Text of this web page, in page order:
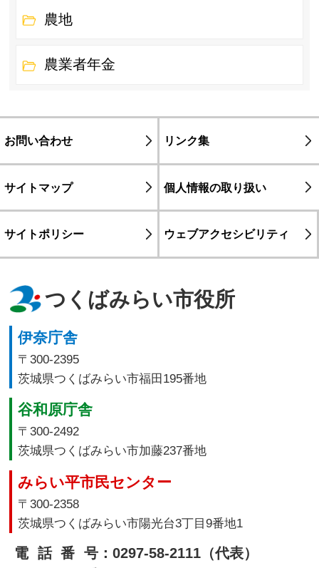
農地
農業者年金
お問い合わせ リンク集
サイトマップ 個人情報の取り扱い
サイトポリシー ウェブアクセシビリティ
つくばみらい市役所
伊奈庁舎
〒300-2395
茨城県つくばみらい市福田195番地
谷和原庁舎
〒300-2492
茨城県つくばみらい市加藤237番地
みらい平市民センター
〒300-2358
茨城県つくばみらい市陽光台3丁目9番地1
電話番号：0297-58-2111（代表）